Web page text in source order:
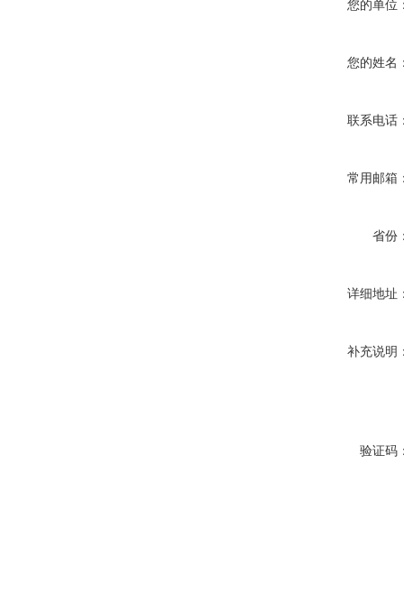
您的单位
您的姓名
联系电话
常用邮箱
省份
详细地址
补充说明
验证码